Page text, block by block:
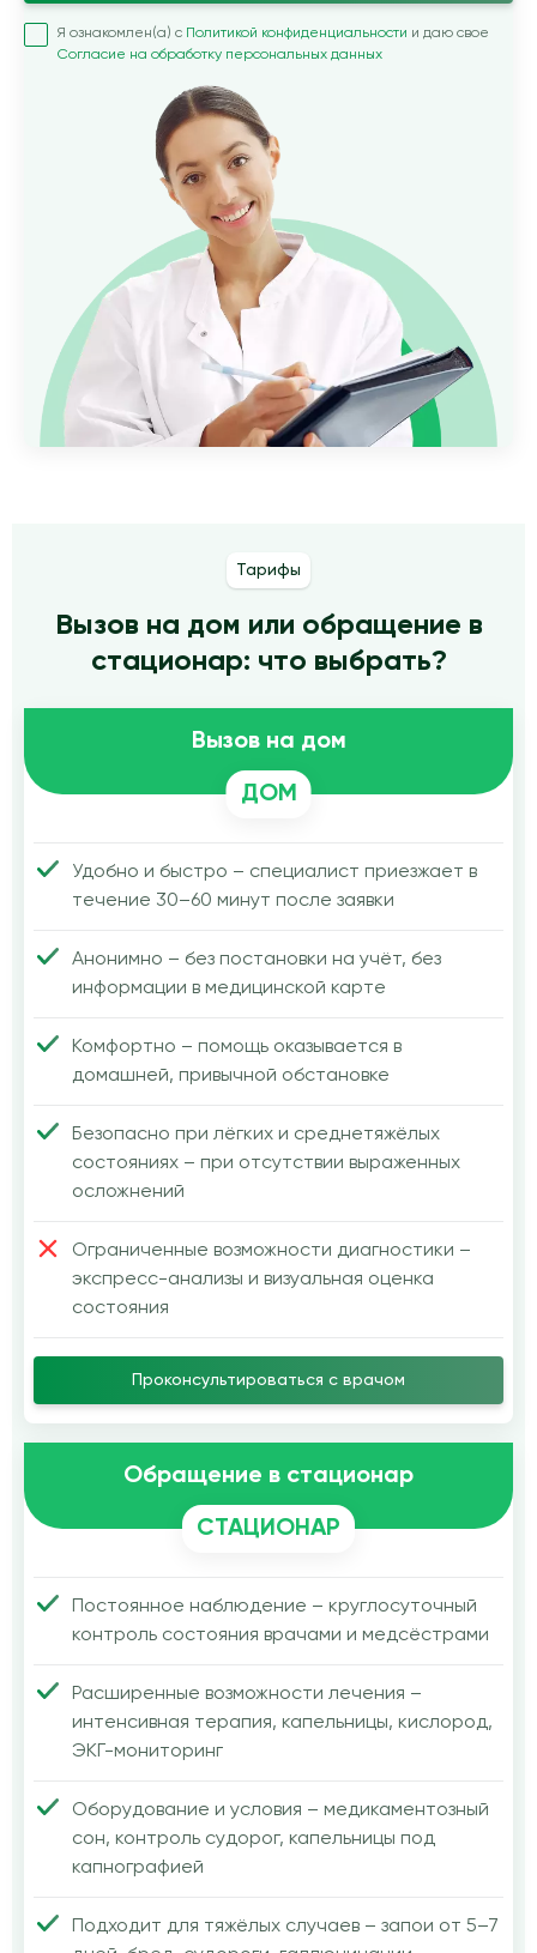
Я ознакомлен(а) с Политикой конфиденциальности и даю свое
Согласие на обработку персональных данных
Тарифы
Вызов на дом или обращение в
стационар: что выбрать?
Вызов на дом
ДОМ
Удобно и быстро – специалист приезжает в
течение 30–60 минут после заявки
Анонимно – без постановки на учёт, без
информации в медицинской карте
Комфортно – помощь оказывается в
домашней, привычной обстановке
Безопасно при лёгких и среднетяжёлых
состояниях – при отсутствии выраженных
осложнений
Ограниченные возможности диагностики –
экспресс-анализы и визуальная оценка
состояния
Проконсультироваться с врачом
Обращение в стационар
СТАЦИОНАР
Постоянное наблюдение – круглосуточный
контроль состояния врачами и медсёстрами
Расширенные возможности лечения –
интенсивная терапия, капельницы, кислород,
ЭКГ-мониторинг
Оборудование и условия – медикаментозный
сон, контроль судорог, капельницы под
капнографией
Подходит для тяжёлых случаев – запои от 5–7